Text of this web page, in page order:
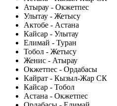
Атырау - Окжетпес
Улытау - Жетысу
Актобе - Астана
Кайсар - Улытау
Елимай - Туран
Тобол - Жетысу
Женис - Атырау
Окжетпес - Ордабасы
Кайрат - Кызыл-Жар СК
Кайсар - Тобол
Астана - Окжетпес